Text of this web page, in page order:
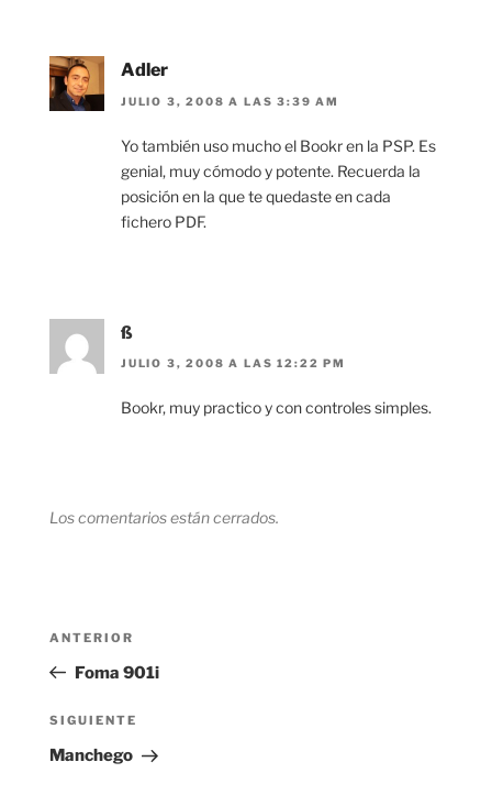
Adler
JULIO 3, 2008 A LAS 3:39 AM
Yo también uso mucho el Bookr en la PSP. Es
genial, muy cómodo y potente. Recuerda la
posición en la que te quedaste en cada
fichero PDF.
ß
JULIO 3, 2008 A LAS 12:22 PM
Bookr, muy practico y con controles simples.
Los comentarios están cerrados.
entradas
Entrada
anterior:
ANTERIOR
Foma 901i
Siguiente
entrada
SIGUIENTE
Manchego